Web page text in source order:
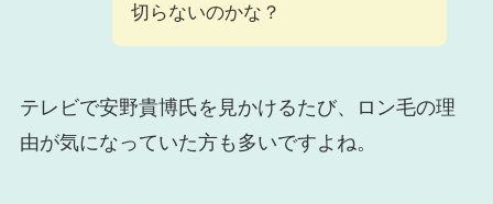
切らないのかな？
テレビで安野貴博氏を見かけるたび、ロン毛の理
由が気になっていた方も多いですよね。